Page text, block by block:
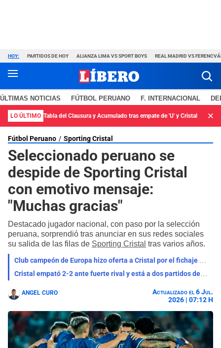
HOY: PARTIDOS DE HOY ALIANZA LIMA VS SPORT BOYS REAL MADRID VS
ÚLTIMAS NOTICIAS FÚTBOL PERUANO F. INTERNACIONAL
LO ÚLTIMO Tabla del Clausura y Acumulado tras empate de 'U' y Cristal
Fútbol Peruano Sporting Cristal
Seleccionado peruano se
despide de Sporting Cristal
con emotivo mensaje:
"Muchas gracias"
Destacado jugador nacional, con paso por la selección
peruana, sorprendió tras anunciar en sus redes sociales
su salida de las filas de Sporting Cristal tras varios años.
Club campeón de Europa hizo oferta a Cristal por el fichaje de Maxloren Castro: "Propuesta"
Cristal empató 2-2 ante fuerte rival y está a dos partidos de salir campeón en la Liga
ANGEL CURO
Actualizado el 6 Jul.
2026 | 07:12 H